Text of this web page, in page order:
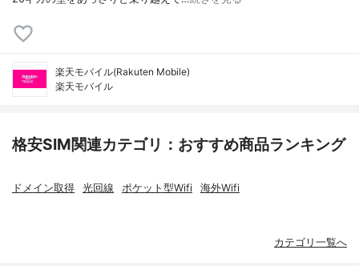
楽天モバイル(Rakuten Mobile)
楽天モバイル
格安SIM関連カテゴリ：おすすめ商品ランキング
ドメイン取得 光回線 ポケット型Wifi 海外Wifi
カテゴリ一覧へ